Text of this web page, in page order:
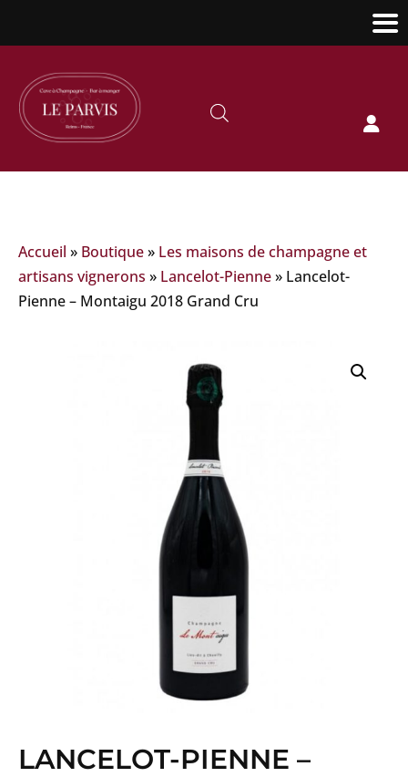

Accueil » Boutique» Les maisons de champagne et
artisans vignerons » Lancelot-Pienne» Lancelot-
Pienne – Montaigu 2018 Grand Cru
LANCELOT-PIENNE –